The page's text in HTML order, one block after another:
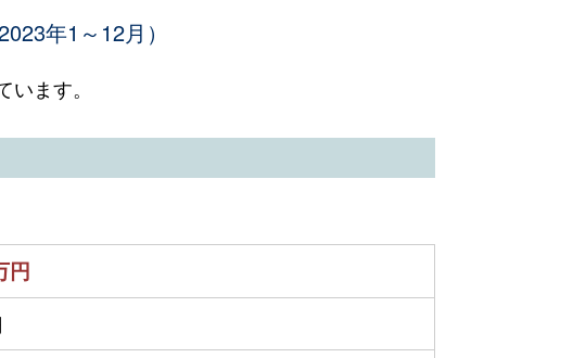
年1～12月）
ます。
円